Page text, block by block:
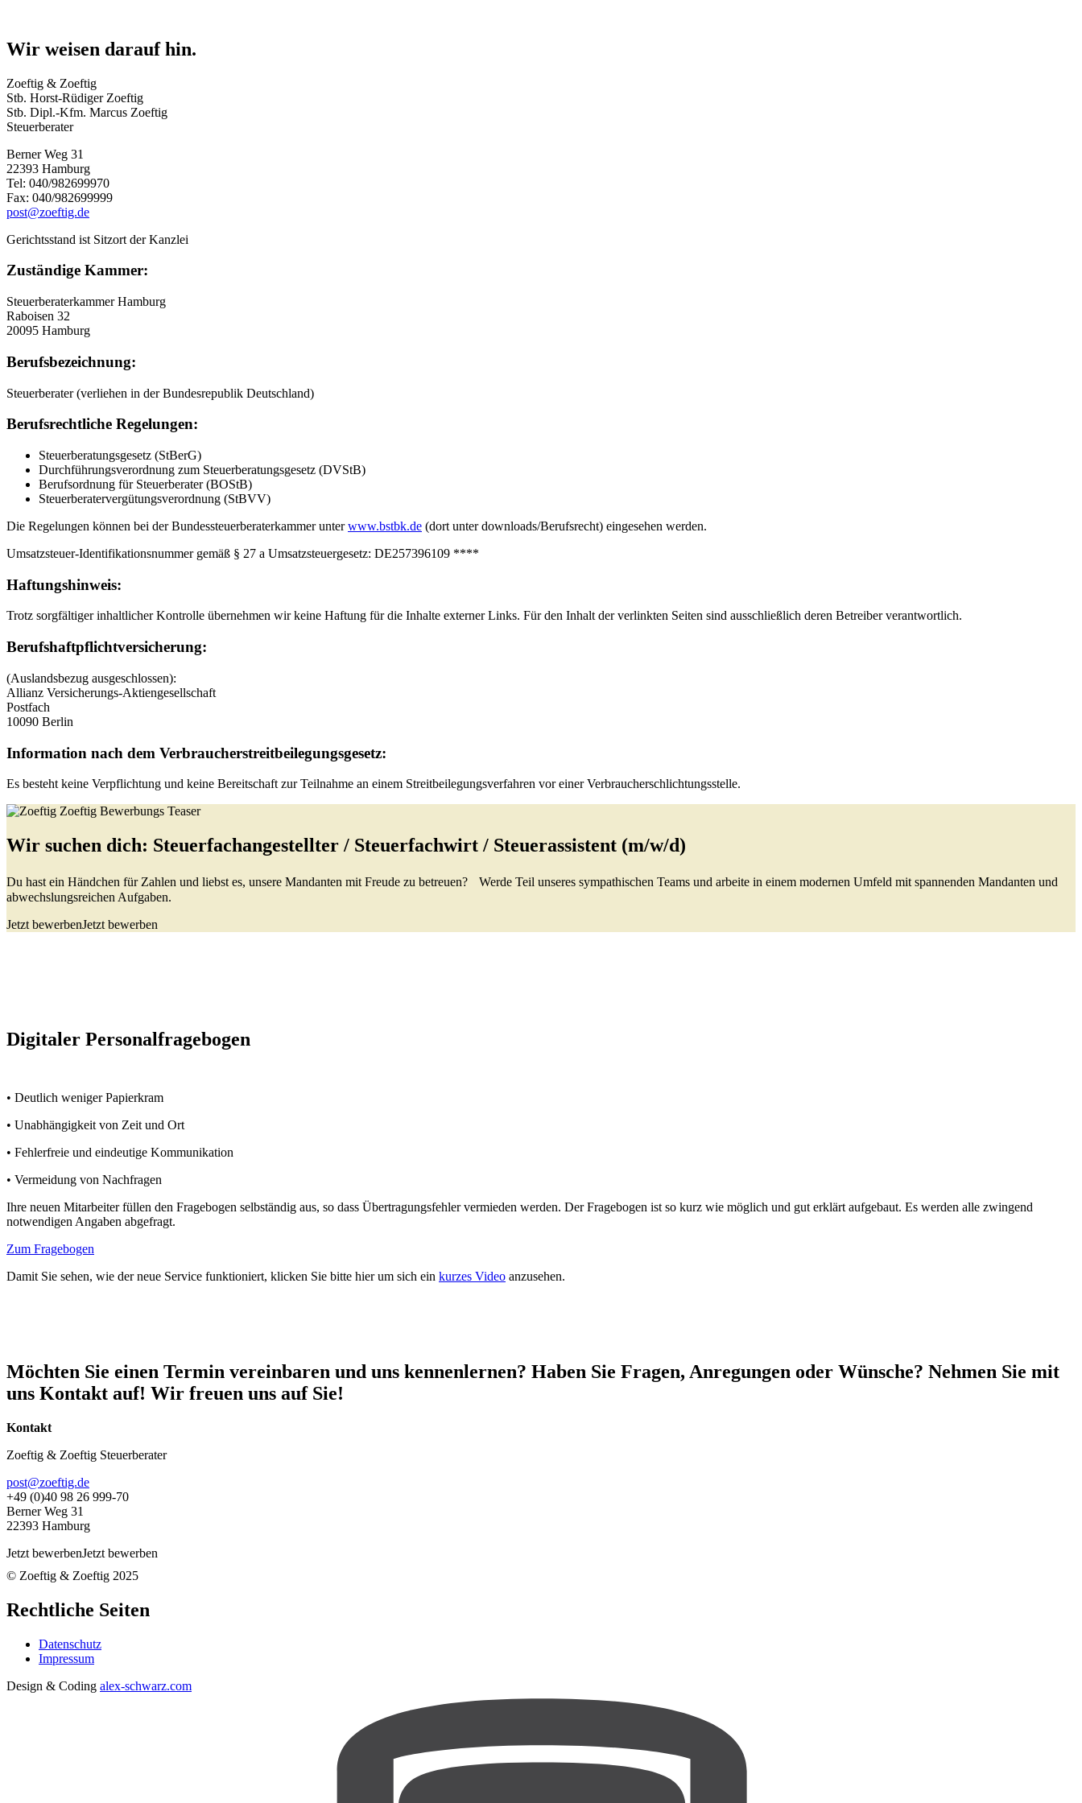
Wir weisen darauf hin.
Zoeftig & Zoeftig
Stb. Horst-Rüdiger Zoeftig
Stb. Dipl.-Kfm. Marcus Zoeftig
Steuerberater
Berner Weg 31
22393 Hamburg
Tel: 040/982699970
Fax: 040/982699999
post@zoeftig.de
Gerichtsstand ist Sitzort der Kanzlei
Zuständige Kammer:
Steuerberaterkammer Hamburg
Raboisen 32
20095 Hamburg
Berufsbezeichnung:
Steuerberater (verliehen in der Bundesrepublik Deutschland)
Berufsrechtliche Regelungen:
Steuerberatungsgesetz (StBerG)
Durchführungsverordnung zum Steuerberatungsgesetz (DVStB)
Berufsordnung für Steuerberater (BOStB)
Steuerberatervergütungsverordnung (StBVV)
Die Regelungen können bei der Bundessteuerberaterkammer unterwww.bstbk.de (dort unter downloads/Berufsrecht) eingesehen werden.
Umsatzsteuer-Identifikationsnummer gemäß § 27 a Umsatzsteuergesetz: DE257396109 ****
Haftungshinweis:
Trotz sorgfältiger inhaltlicher Kontrolle übernehmen wir keine Haftung für die Inhalte externer Links. Für den Inhalt der verlinkten Seiten sind ausschließlich deren Betreiber verantwortlich.
Berufshaftpflichtversicherung:
(Auslandsbezug ausgeschlossen):
Allianz Versicherungs-Aktiengesellschaft
Postfach
10090 Berlin
Information nach dem Verbraucherstreitbeilegungsgesetz:
Es besteht keine Verpflichtung und keine Bereitschaft zur Teilnahme an einem Streitbeilegungsverfahren vor einer Verbraucherschlichtungsstelle.
Wir suchen dich: Steuerfachangestellter / Steuerfachwirt / Steuerassistent (m/w/d)
Du hast ein Händchen für Zahlen und liebst es, unsere Mandanten mit Freude zu betreuen? Werde Teil unseres sympathischen Teams und arbeite in einem modernen Umfeld mit spannenden Mandanten und
abwechslungsreichen Aufgaben.
Jetzt bewerbenJetzt bewerben
Digitaler Personalfragebogen
• Deutlich weniger Papierkram
• Unabhängigkeit von Zeit und Ort
• Fehlerfreie und eindeutige Kommunikation
• Vermeidung von Nachfragen
Ihre neuen Mitarbeiter füllen den Fragebogen selbständig aus, so dass Übertragungsfehler vermieden werden. Der Fragebogen ist so kurz wie möglich und gut erklärt aufgebaut. Es werden alle zwingend
notwendigen Angaben abgefragt.
Zum Fragebogen
Damit Sie sehen, wie der neue Service funktioniert, klicken Sie bitte hier um sich ein kurzes Video anzusehen.
Möchten Sie einen Termin vereinbaren und uns kennenlernen? Haben Sie Fragen, Anregungen oder Wünsche? Nehmen Sie mit
uns Kontakt auf! Wir freuen uns auf Sie!
Kontakt
Zoeftig & Zoeftig Steuerberater
post@zoeftig.de
+49 (0)40 98 26 999-70
Berner Weg 31
22393 Hamburg
Jetzt bewerbenJetzt bewerben
© Zoeftig & Zoeftig 2025
Rechtliche Seiten
Datenschutz
Impressum
Design & Coding alex-schwarz.com